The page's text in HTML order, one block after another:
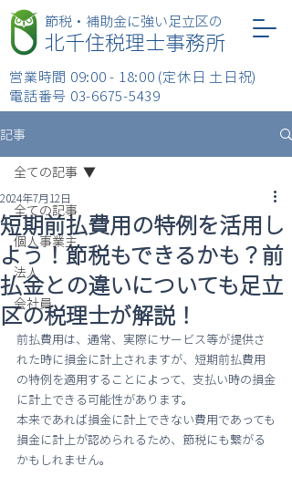
営業時間 09:00 - 18:00 (定休日 土日祝)
​電話番号 03-6675-5439
​節税・補助金に強い足立区の
北千住税理士事務所
記事
全ての記事
個人事業主
法人
会社員
全ての記事
短期前払費用の特例を活用し
よう！節税もできるかも？前
払金との違いについても足立
区の税理士が解説！
2024年7月12日
前払費用は、通常、実際にサービス等が提供さ
れた時に損金に計上されますが、短期前払費用
の特例を適用することによって、支払い時の損金
に計上できる可能性があります。
本来であれば損金に計上できない費用であっても
損金に計上が認められるため、節税にも繋がる
かもしれません。